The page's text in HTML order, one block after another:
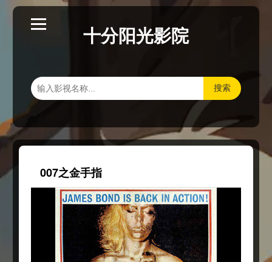
十分阳光影院
搜索
007之金手指